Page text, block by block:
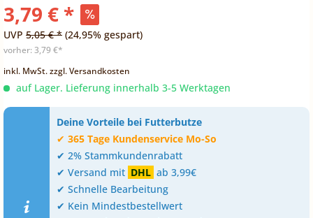
3,79 € *
UVP 5,05 € * (24,95% gespart)
vorher: 3,79 €*
inkl. MwSt.zzgl. Versandkosten
auf Lager. Lieferung innerhalb 3-5 Werktagen
Deine Vorteile bei Futterbutze
✔ 365 Tage Kundenservice Mo-So
✔ 2% Stammkundenrabatt
✔ Versand mit DHL ab 3,99€
✔ Schnelle Bearbeitung
✔ Kein Mindestbestellwert